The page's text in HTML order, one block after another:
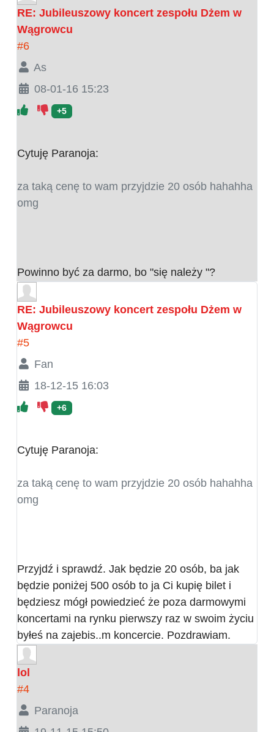
RE: Jubileuszowy koncert zespołu Dżem w
Wągrowcu
#6
As
08-01-16 15:23
+5
Cytuję Paranoja:
za taką cenę to wam przyjdzie 20 osób hahahha
omg
Powinno być za darmo, bo "się należy "?
RE: Jubileuszowy koncert zespołu Dżem w
Wągrowcu
#5
Fan
18-12-15 16:03
+6
Cytuję Paranoja:
za taką cenę to wam przyjdzie 20 osób hahahha
omg
Przyjdź i sprawdź. Jak będzie 20 osób, ba jak
będzie poniżej 500 osób to ja Ci kupię bilet i
będziesz mógł powiedzieć że poza darmowymi
koncertami na rynku pierwszy raz w swoim życiu
byłeś na zajebis..m koncercie. Pozdrawiam.
lol
#4
Paranoja